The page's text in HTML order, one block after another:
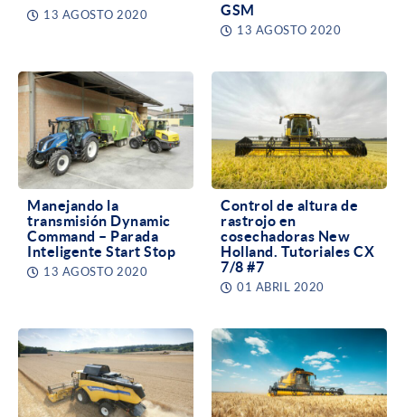
13 AGOSTO 2020
GSM
13 AGOSTO 2020
Manejando la
transmisión Dynamic
Command – Parada
Inteligente Start Stop
13 AGOSTO 2020
Control de altura de
rastrojo en
cosechadoras New
Holland. Tutoriales CX
7/8 #7
01 ABRIL 2020